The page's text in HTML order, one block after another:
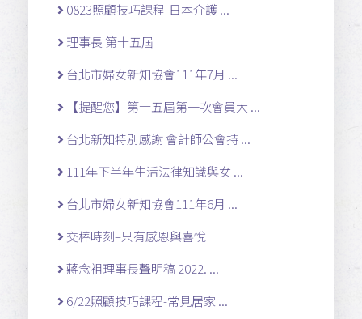
0823照顧技巧課程-日本介護 ...
理事長 第十五屆
台北市婦女新知協會111年7月 ...
【提醒您】第十五屆第一次會員大 ...
台北新知特別感謝 會計師公會持 ...
111年下半年生活法律知識與女 ...
台北市婦女新知協會111年6月 ...
交棒時刻–只有感恩與喜悅
蔣念祖理事長聲明稿 2022. ...
6/22照顧技巧課程-常見居家 ...